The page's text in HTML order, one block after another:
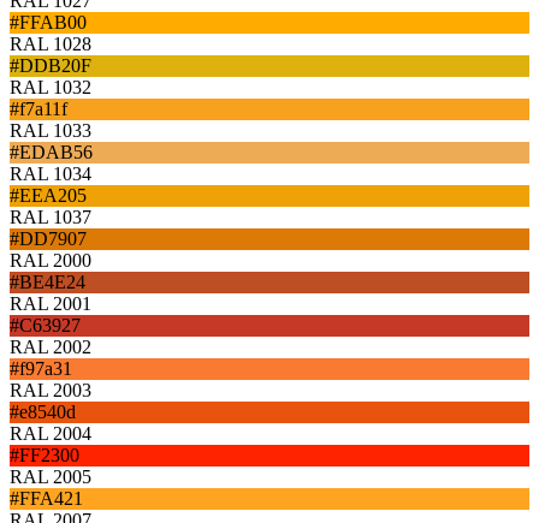
#FFAB00
RAL 1028
#DDB20F
RAL 1032
#f7a11f
RAL 1033
#EDAB56
RAL 1034
#EEA205
RAL 1037
#DD7907
RAL 2000
#BE4E24
RAL 2001
#C63927
RAL 2002
#f97a31
RAL 2003
#e8540d
RAL 2004
#FF2300
RAL 2005
#FFA421